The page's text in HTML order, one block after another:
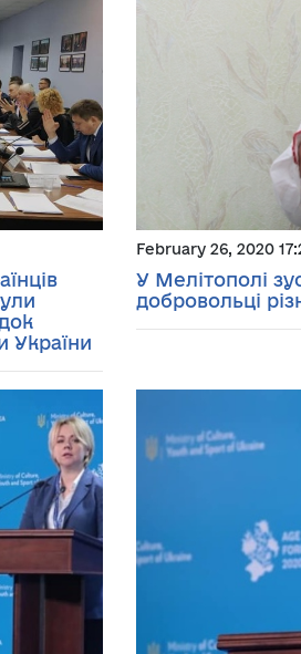
України
February 26, 2020
У Мелітополі
добровольці